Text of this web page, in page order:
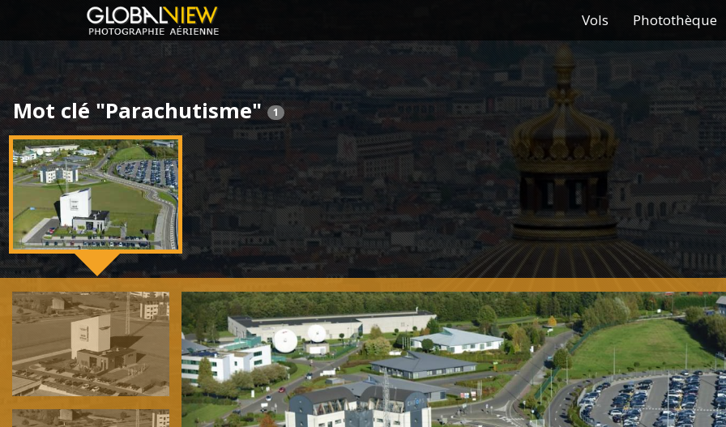
Vols Photothèque
Mot clé "Parachutisme" 1
Previous